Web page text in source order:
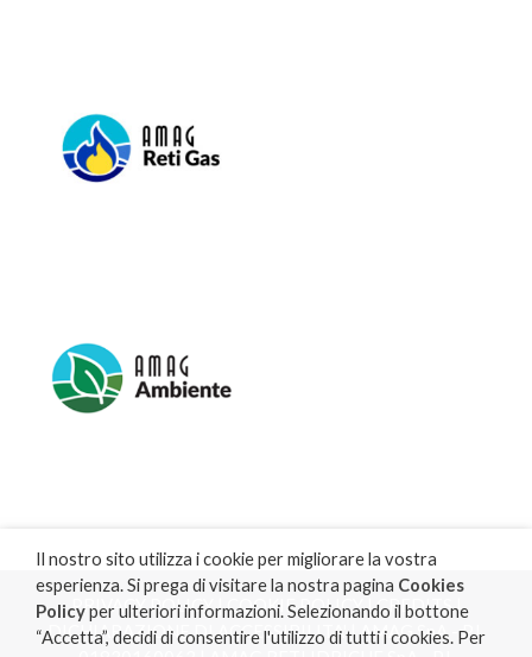
PRIVACY POLICY|COOKIE POLICY|CREDITS|
DICHIARAZIONE DI ACCESSIBILITA'| AMAG SpA - P.I.
Il nostro sito utilizza i cookie per migliorare la vostra
esperienza. Si prega di visitare la nostra pagina Cookies
Policyper ulteriori informazioni. Selezionando il bottone
“Accetta”, decidi di consentire l'utilizzo di tutti i cookies. Per